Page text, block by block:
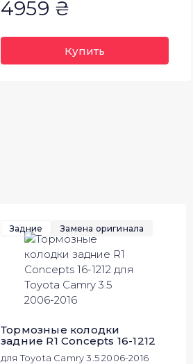
4959 ₴
Купить
Задние Замена оригинала
Тормозные колодки
задние R1 Concepts 16-1212
для Toyota Camry 3.5 2006-2016